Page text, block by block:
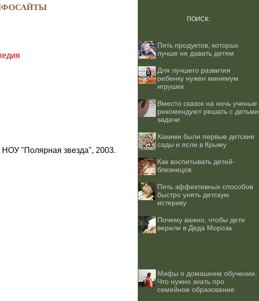
"Полярная звезда", 2003.
ПОИСК:
Пять продуктов, которых
лучше не давать детям
Для лучшего развития
ребенку нужен минимум
игрушек
Вместо сказок на ночь ученые
рекомендуют решать с детьми
задачи
Какими были первые детские
сады и ясли в Крыму
Как воспитывать детей-
близнецов
Пять эффективных способов
быстро унять детскую
истерику
Почему важно, чтобы дети
верили в Деда Мороза
Мифы о домашнем обучении.
Что нужно знать про
семейное образование